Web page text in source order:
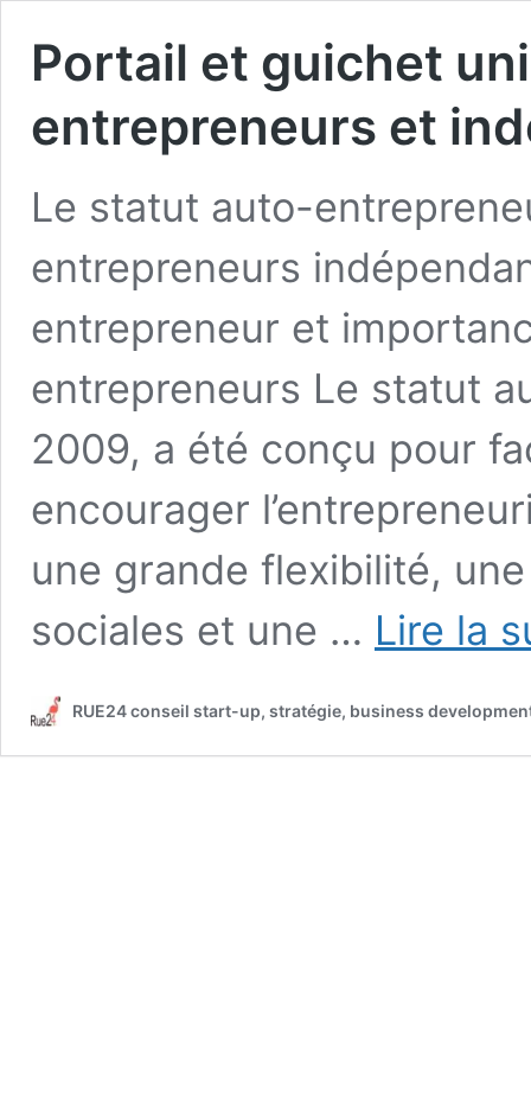
Portail et guichet
entrepreneurs et
Le statut auto-
entrepreneurs
entrepreneur et
entrepreneurs Le statut
2009, a été conçu pour
encourager
une grande flexibilité,
sociales et une … Lire la
RUE24 conseil start-up, stratégie, business